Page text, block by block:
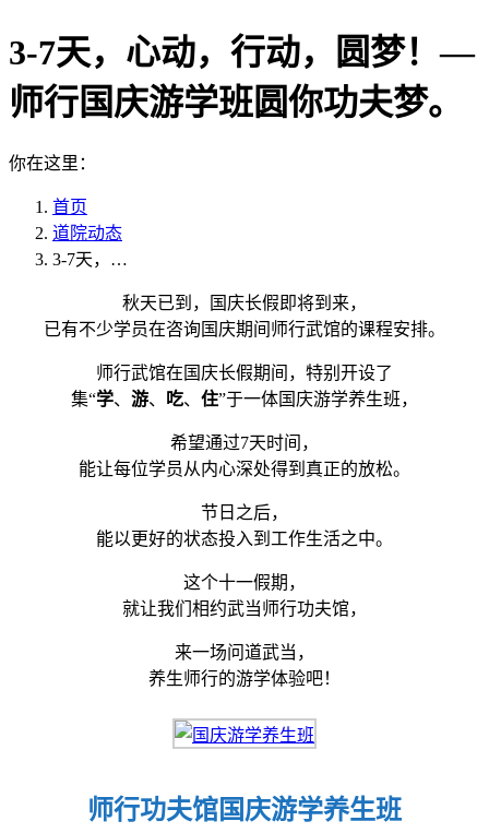
3-7天，心动，行动，圆梦！—
师行国庆游学班圆你功夫梦。
你在这里：
首页
道院动态
3-7天，…
秋天已到，国庆长假即将到来，
已有不少学员在咨询国庆期间师行武馆的课程安排。
师行武馆在国庆长假期间，特别开设了
集“学、 游、 吃、 住”于一体国庆游学养生班，
希望通过7天时间，
能让每位学员从内心深处得到真正的放松。
节日之后，
能以更好的状态投入到工作生活之中。
这个十一假期，
就让我们相约武当师行功夫馆，
来一场问道武当，
养生师行的游学体验吧！
师行功夫馆国庆游学养生班